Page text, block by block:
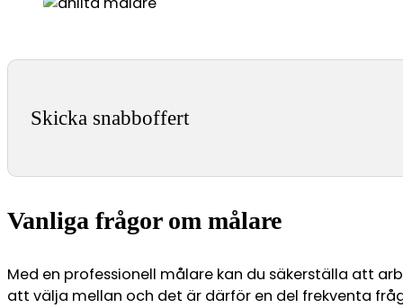
Skicka snabboffert
Vanliga frågor om målare
Med en professionell målare kan du säkerställa att
att välja mellan och det är därför en del frekventa